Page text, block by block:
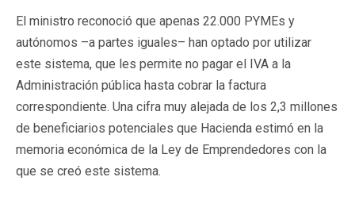
El ministro reconoció que apenas 22.000 PYMEs y
autónomos –a partes iguales– han optado por utilizar
este sistema, que les permite no pagar el IVA a la
Administración pública hasta cobrar la factura
correspondiente. Una cifra muy alejada de los 2,3 millones
de beneficiarios potenciales que Hacienda estimó en la
memoria económica de la Ley de Emprendedores con la
que se creó este sistema.